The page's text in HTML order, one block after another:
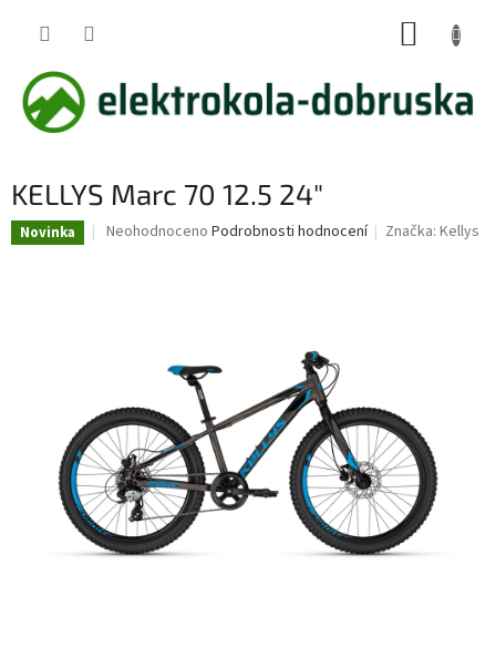
KELLYS Marc 70 12.5 24"
Novinka
Průměrné
hvězdiček.
Neohodnoceno Podrobnosti hodnocení Značka:Kellys